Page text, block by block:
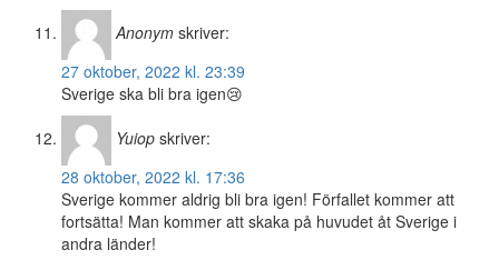
Anonym skriver:
27 oktober, 2022 kl. 23:39
Sverige ska bli bra igen😢
Yuiop skriver:
28 oktober, 2022 kl. 17:36
Sverige kommer aldrig bli bra igen! Förfallet kommer att
fortsätta! Man kommer att skaka på huvudet åt Sverige i
andra länder!